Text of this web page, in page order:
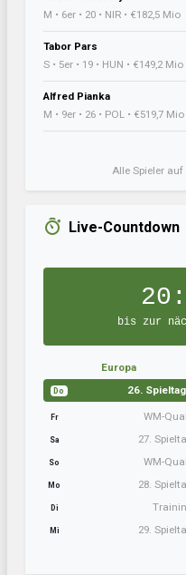
M • 6er • 20 • NIR • €182,5 Mio
Tabor Pars
S • 5er • 19 • HUN • €149,2 Mio
Alfred Pianka
M • 9er • 26 • POL • €519,7 Mio
Alle Spieler
Live-Countdown
bis zur
Europa
Do 26. Spieltag
Fr WM-
Sa 27.
So WM-
Mo 28.
Di
Mi 29.